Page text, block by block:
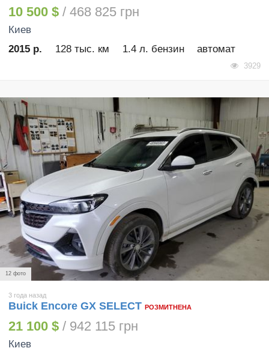
10 500 $ / 468 825 грн
Киев
2015 р.
128 тыс. км 1.4 л. бензин автомат
3929
12 фото
3 года назад
Buick Encore GX SELECT РОЗМИТНЕНА
21 100 $ / 942 115 грн
Киев